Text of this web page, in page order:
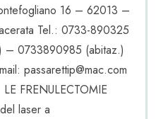
16 – 62013 –
Tel.: 0733-890325
– 0733890985 (abitaz.)
passarettip@mac.com
FRENULECTOMIE
laser a